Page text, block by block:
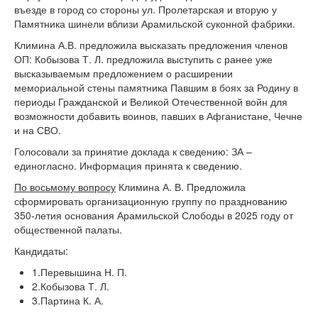
въезде в город со стороны ул. Пролетарская и вторую у
Памятника шинели вблизи Арамильской суконной фабрики.
Климина А.В. предложила высказать предложения членов
ОП: Кобызова Т. Л. предложила выступить с ранее уже
высказываемым предложением о расширении
мемориальной стены памятника Павшим в боях за Родину в
периоды Гражданской и Великой Отечественной войн для
возможности добавить воинов, павших в Афганистане, Чечне
и на СВО.
Голосовали за принятие доклада к сведению: ЗА –
единогласно. Информация принята к сведению.
По восьмому вопросу Климина А. В. Предложила
сформировать организационную группу по празднованию
350-летия основания Арамильской Слободы в 2025 году от
общественной палаты.
Кандидаты:
1.Перевышина Н. П.
2.Кобызова Т. Л.
3.Партина К. А.